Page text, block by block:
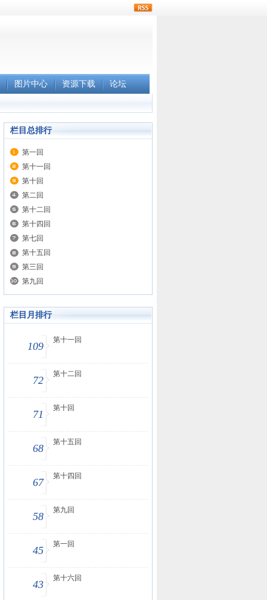
图片中心 资源下载 论坛
栏目总排行
第一回
第十一回
第十回
第二回
第十二回
第十四回
第七回
第十五回
第三回
第九回
栏目月排行
109
第十一回
72
第十二回
71
第十回
68
第十五回
67
第十四回
58
第九回
45
第一回
43
第十六回